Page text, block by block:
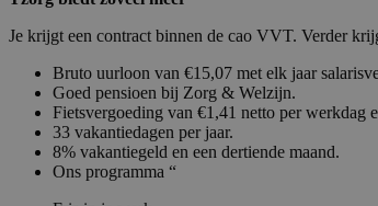
Je krijgt een contract binnen de cao VVT. Verder
Bruto uurloon van €15,07 met elk jaar
Goed pensioen bij Zorg & Welzijn.
Fietsvergoeding van €1,41 netto per werkdag
33 vakantiedagen per jaar.
8% vakantiegeld en een dertiende maand.
Ons programma “